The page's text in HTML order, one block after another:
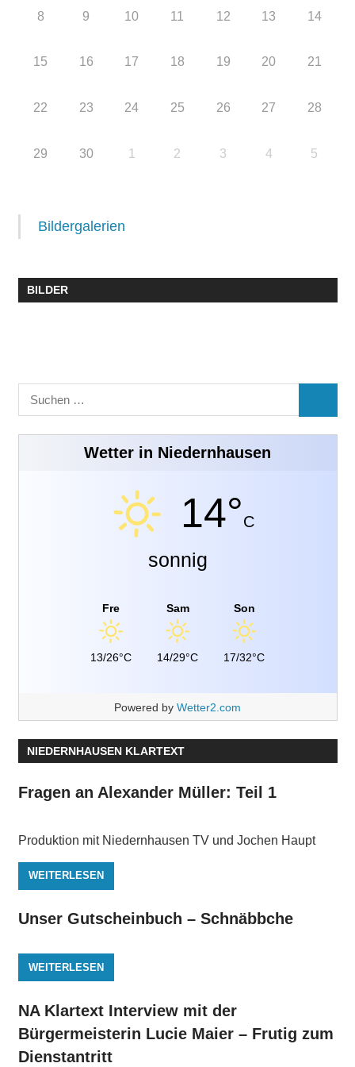
8 9 10 11 12 13 14
15 16 17 18 19 20 21
22 23 24 25 26 27 28
29 30 1 2 3 4 5
Bildergalerien
BILDER
Suchen
nach:
Wetter in Niedernhausen
14°C
sonnig
Fre
13/26°C
Sam
14/29°C
Son
17/32°C
Powered by Wetter2.com
NIEDERNHAUSEN KLARTEXT
Fragen an Alexander Müller: Teil 1
Produktion mit Niedernhausen TV und Jochen Haupt
WEITERLESEN
Unser Gutscheinbuch – Schnäbbche
WEITERLESEN
NA Klartext Interview mit der
Bürgermeisterin Lucie Maier – Frutig zum
Dienstantritt